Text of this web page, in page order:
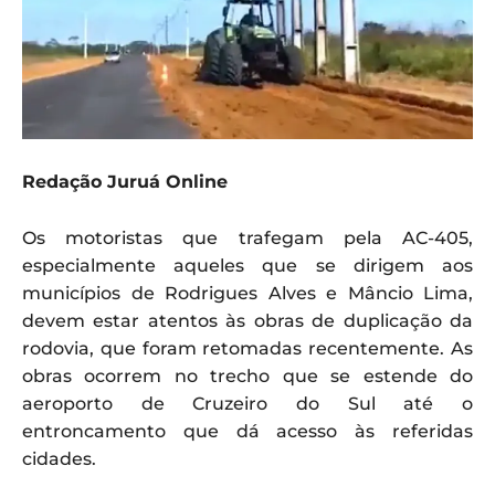
Redação Juruá Online
Os motoristas que trafegam pela AC-405,
especialmente aqueles que se dirigem aos
municípios de Rodrigues Alves e Mâncio Lima,
devem estar atentos às obras de duplicação da
rodovia, que foram retomadas recentemente. As
obras ocorrem no trecho que se estende do
aeroporto de Cruzeiro do Sul até o
entroncamento que dá acesso às referidas
cidades.